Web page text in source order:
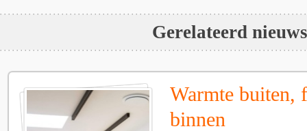
Gerelateerd nieuws
Warmte buiten,
binnen